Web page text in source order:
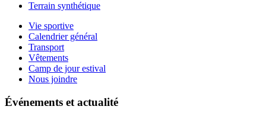
Terrain synthétique
Vie sportive
Calendrier général
Transport
Vêtements
Camp de jour estival
Nous joindre
Événements et actualité